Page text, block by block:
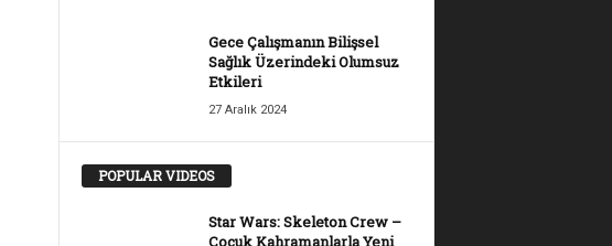
Gece Çalışmanın Bilişsel
Sağlık Üzerindeki Olumsuz
Etkileri
27 Aralık 2024
POPULAR VIDEOS
Star Wars: Skeleton Crew –
Çocuk Kahramanlarla Yeni